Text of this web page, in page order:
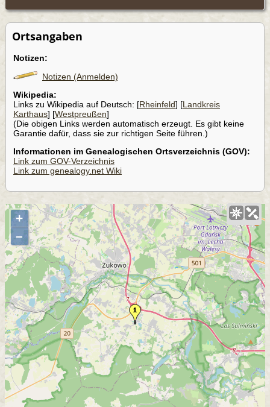
Ortsangaben
Notizen:
Notizen (Anmelden)
Wikipedia:
Links zu Wikipedia auf Deutsch: [Rheinfeld] [Landkreis
Karthaus] [Westpreußen]
(Die obigen Links werden automatisch erzeugt. Es gibt keine
Garantie dafür, dass sie zur richtigen Seite führen.)
Informationen im Genealogischen Ortsverzeichnis (GOV):
Link zum GOV-Verzeichnis
Link zum genealogy.net Wiki
+
–